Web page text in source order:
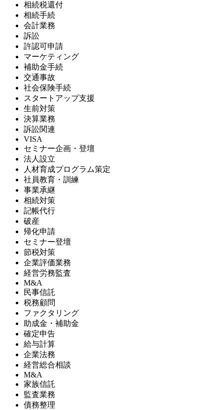
相続税還付
相続手続
会計業務
訴訟
許認可申請
マーケティング
補助金手続
交通事故
社会保険手続
スタートアップ支援
生前対策
決算業務
訴訟関連
VISA
セミナー企画・登壇
法人設立
人材育成プログラム策定
社員教育・訓練
事業承継
相続対策
記帳代行
破産
帰化申請
セミナー登壇
節税対策
企業評価業務
経営労務監査
M&A
民事信託
税務顧問
ファクタリング
助成金・補助金
確定申告
給与計算
企業法務
経営総合相談
M&A
家族信託
監査業務
債務整理